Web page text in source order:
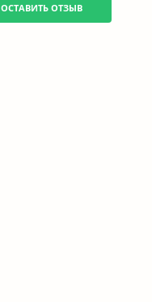
ОСТАВИТЬ ОТЗЫВ